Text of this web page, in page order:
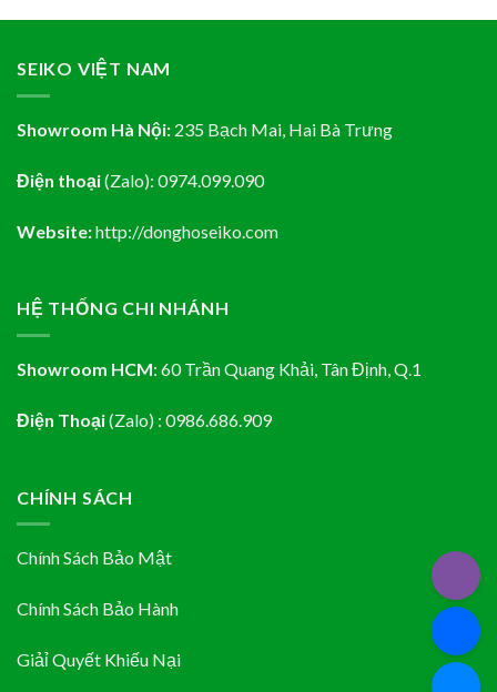
SEIKO VIỆT NAM
Showroom Hà Nội: 235 Bạch Mai, Hai Bà Trưng
Điện thoại(Zalo): 0974.099.090
Website:http://donghoseiko.com
HỆ THỐNG CHI NHÁNH
Showroom HCM: 60 Trần Quang Khải, Tân Định, Q.1
Điện Thoại(Zalo) : 0986.686.909
CHÍNH SÁCH
Chính Sách Bảo Mật
Chính Sách Bảo Hành
Giảỉ Quyết Khiếu Nại